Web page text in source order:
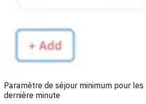
Paramètre de séjour minimum pour les
dernière minute